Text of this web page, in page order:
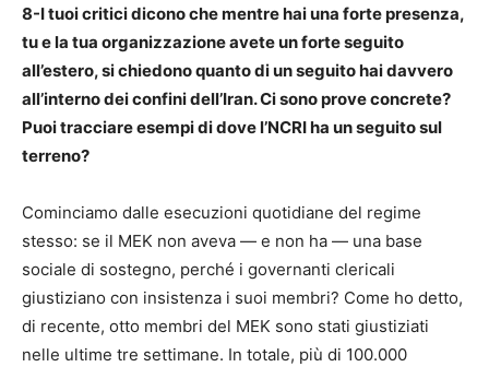
8-I tuoi critici dicono che mentre hai una forte presenza,
tu e la tua organizzazione avete un forte seguito
all’estero, si chiedono quanto di un seguito hai davvero
all’interno dei confini dell’Iran. Ci sono prove concrete?
Puoi tracciare esempi di dove l’NCRI ha un seguito sul
terreno?
Cominciamo dalle esecuzioni quotidiane del regime
stesso: se il MEK non aveva — e non ha — una base
sociale di sostegno, perché i governanti clericali
giustiziano con insistenza i suoi membri? Come ho detto,
di recente, otto membri del MEK sono stati giustiziati
nelle ultime tre settimane. In totale, più di 100.000